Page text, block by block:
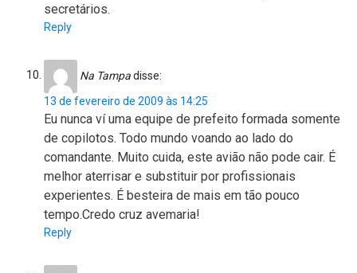
secretários.
Reply
Na Tampadisse:
13 de fevereiro de 2009 às 14:25
Eu nunca ví uma equipe de prefeito formada somente
de copilotos. Todo mundo voando ao lado do
comandante. Muito cuida, este avião não pode cair. É
melhor aterrisar e substituir por profissionais
experientes. É besteira de mais em tão pouco
tempo.Credo cruz avemaria!
Reply